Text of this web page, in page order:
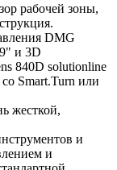
рабочей зоны,
DMG
и 3D
840D solutionline
Smart.Turn или
жесткой,
и
и